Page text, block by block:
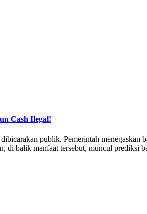
Cash Ilegal!
publik. Pemerintah
di balik manfaat tersebut, muncul